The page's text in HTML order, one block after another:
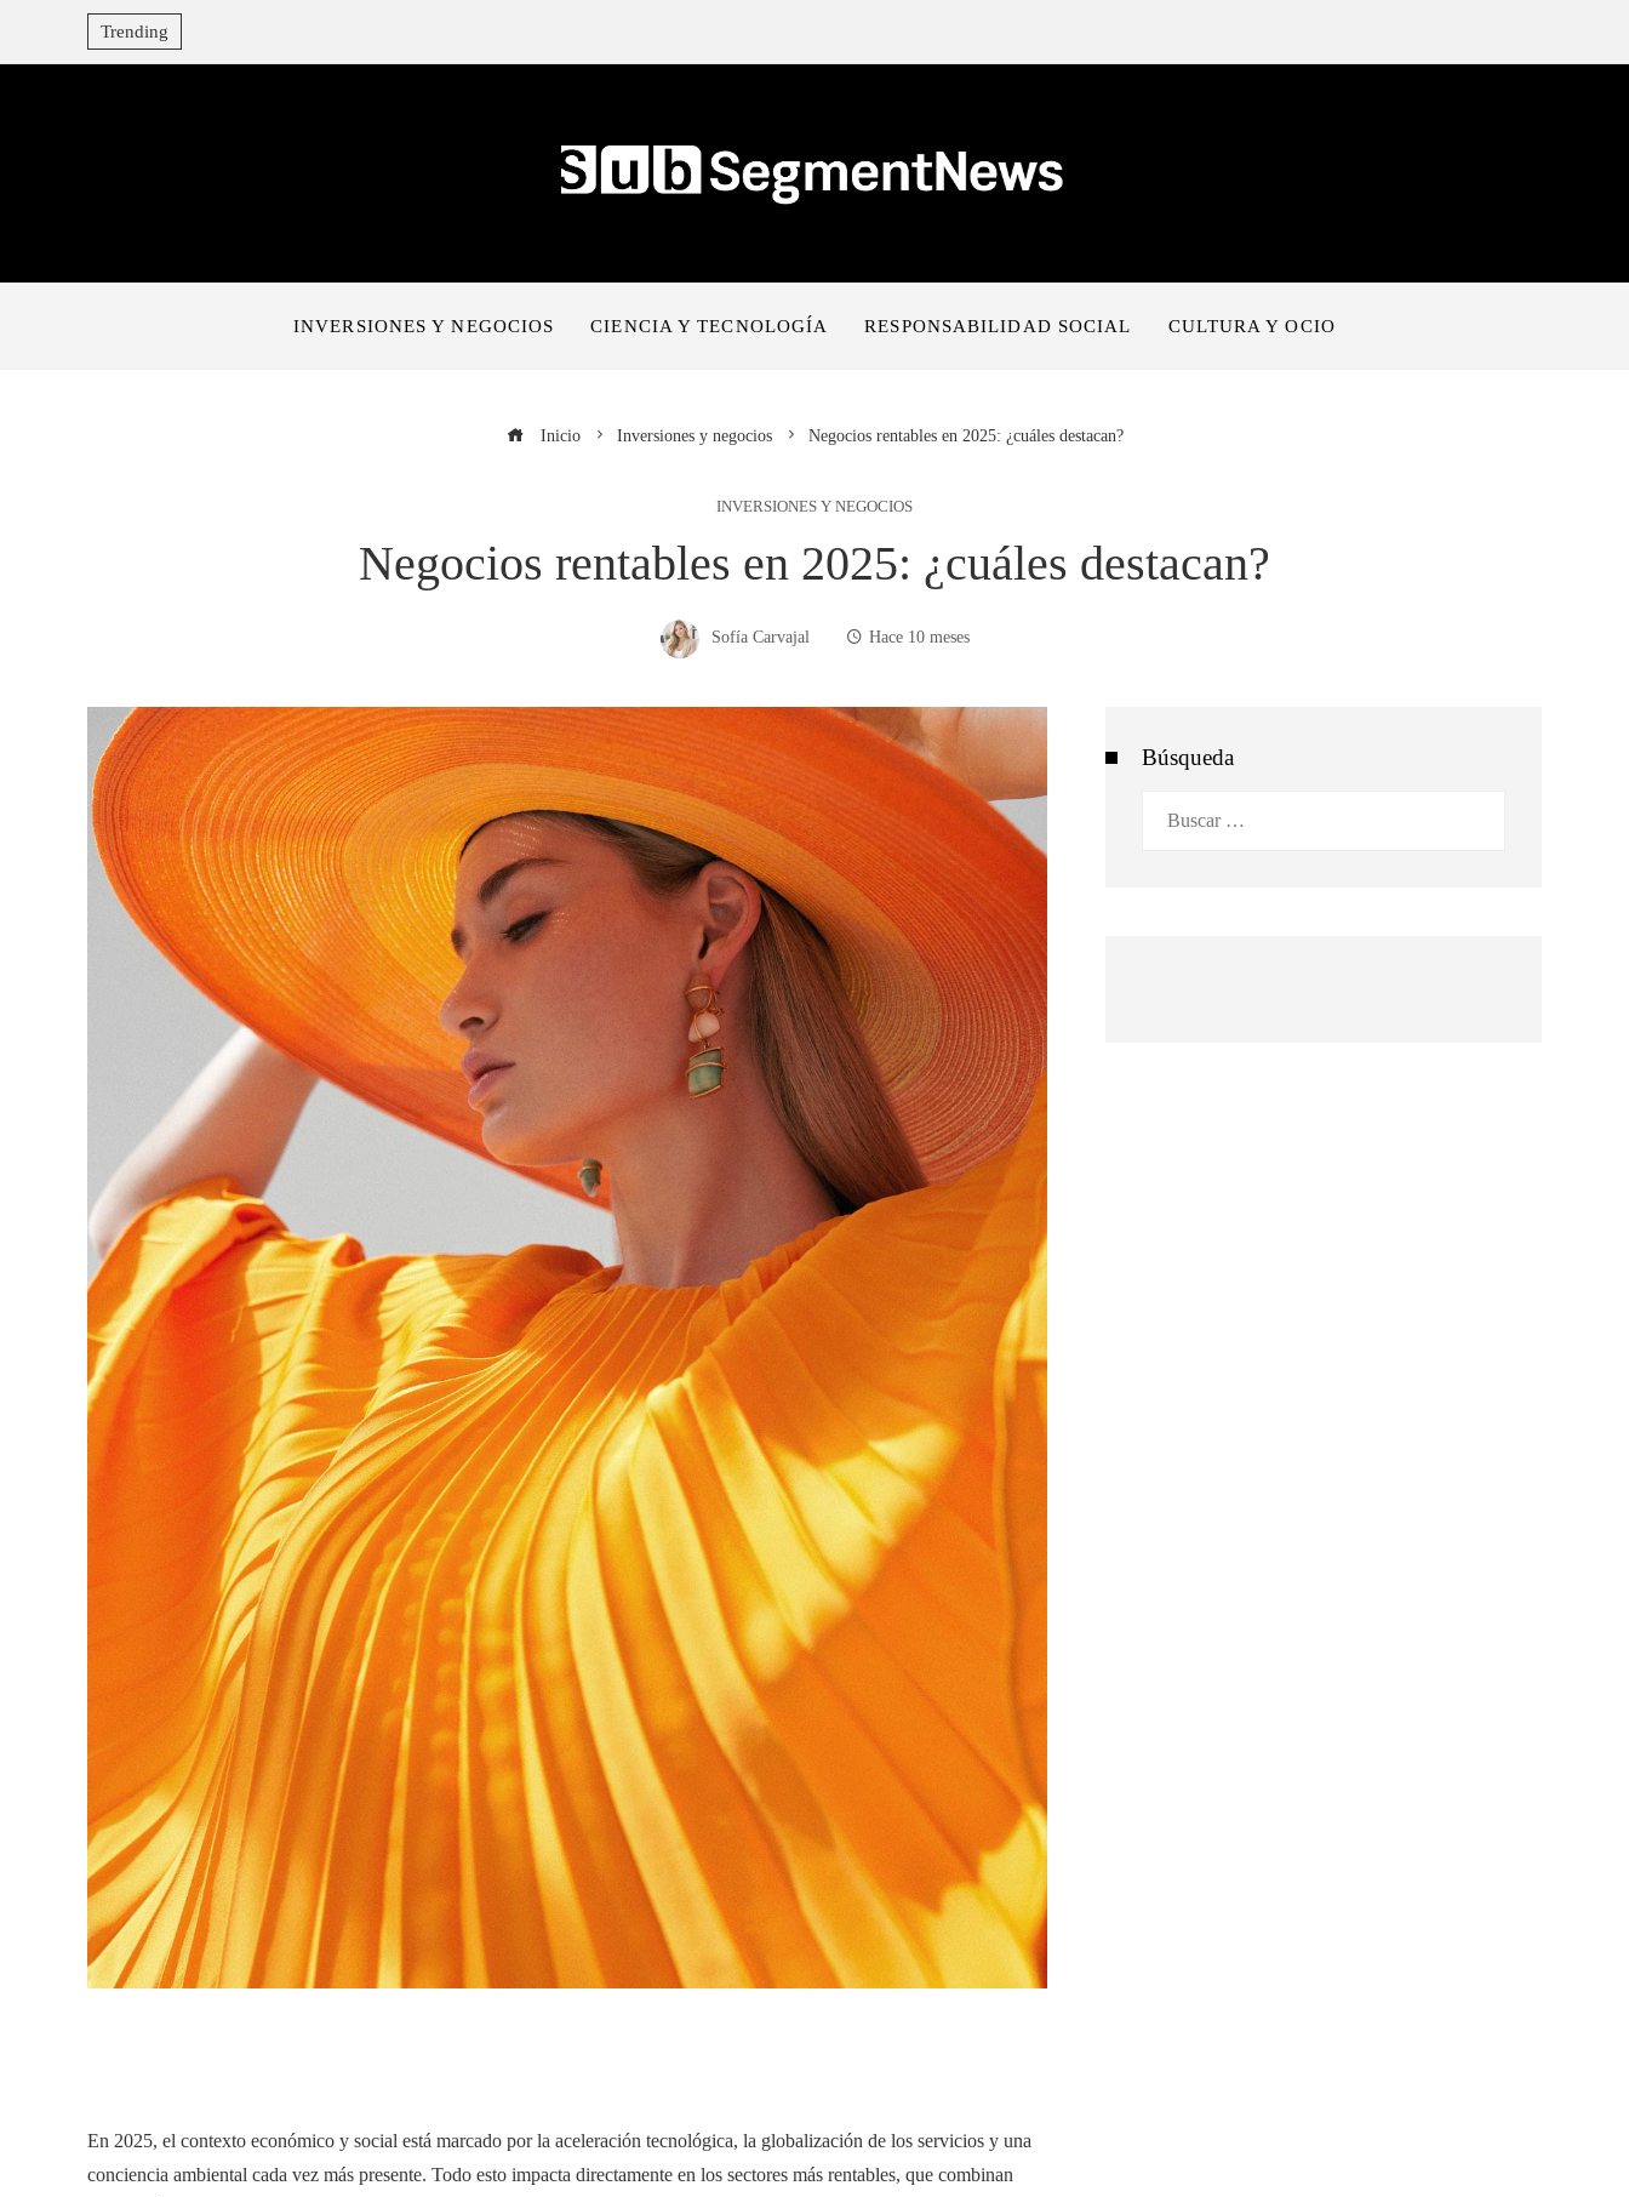
Trending
INVERSIONES Y NEGOCIOS CIENCIA Y TECNOLOGÍA RESPONSABILIDAD SOCIAL CULTURA Y OCIO
Inicio Inversiones y negocios Negocios rentables en 2025: ¿cuáles destacan?
INVERSIONES Y NEGOCIOS
Negocios rentables en 2025: ¿cuáles destacan?
Sofía Carvajal Hace 10 meses
En 2025, el contexto económico y social está marcado por la aceleración tecnológica, la globalización de los servicios y una
conciencia ambiental cada vez más presente. Todo esto impacta directamente en los sectores más rentables, que combinan
Búsqueda